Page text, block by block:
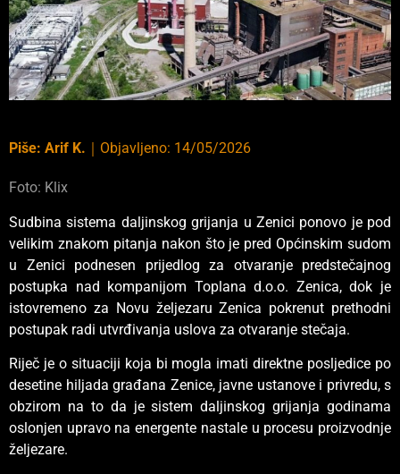
Piše: Arif K. ｜ Objavljeno: 14/05/2026
Foto: Klix
Sudbina sistema daljinskog grijanja u Zenici ponovo je pod
velikim znakom pitanja nakon što je pred Općinskim sudom
u Zenici podnesen prijedlog za otvaranje predstečajnog
postupka nad kompanijom Toplana d.o.o. Zenica, dok je
istovremeno za Novu željezaru Zenica pokrenut prethodni
postupak radi utvrđivanja uslova za otvaranje stečaja.
Riječ je o situaciji koja bi mogla imati direktne posljedice po
desetine hiljada građana Zenice, javne ustanove i privredu, s
obzirom na to da je sistem daljinskog grijanja godinama
oslonjen upravo na energente nastale u procesu proizvodnje
željezare.